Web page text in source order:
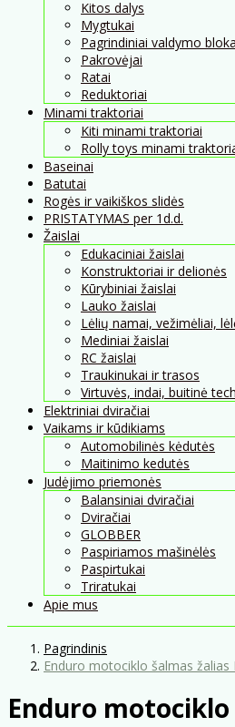
Kitos dalys
Mygtukai
Pagrindiniai valdymo
Pakrovėjai
Ratai
Reduktoriai
Minami traktoriai
Kiti minami traktoriai
Rolly toys minami
Baseinai
Batutai
Rogės ir vaikiškos slidės
PRISTATYMAS per 1d.d.
Žaislai
Edukaciniai žaislai
Konstruktoriai ir delionės
Kūrybiniai žaislai
Lauko žaislai
Lėlių namai, vežimėliai,
Mediniai žaislai
RC žaislai
Traukinukai ir trasos
Virtuvės, indai, buitinė
Elektriniai dviračiai
Vaikams ir kūdikiams
Automobilinės kėdutės
Maitinimo kedutės
Judėjimo priemonės
Balansiniai dviračiai
Dviračiai
GLOBBER
Paspiriamos mašinėlės
Paspirtukai
Triratukai
Apie mus
Pagrindinis
Enduro motociklo šalmas žalias L
Enduro